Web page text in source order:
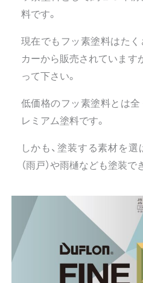
料です。
現在でもフッ素塗料はた
カーから販売されています
って下さい。
低価格のフッ素塗料とは
レミアム塗料です。
しかも、塗装する素材を
（雨戸）や雨樋なども塗装で